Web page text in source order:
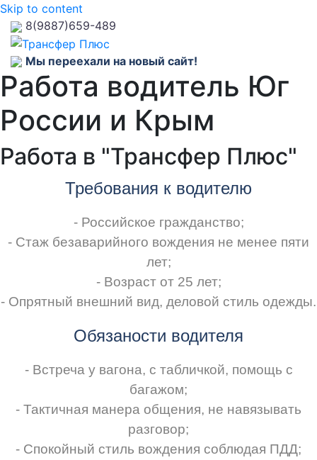
Skip to content
8(9887)659-489
Мы переехали на новый сайт!
Работа водитель Юг
России и Крым
Работа в "Трансфер Плюс"
Требования к водителю
- Российское гражданство;
- Стаж безаварийного вождения не менее пяти
лет;
- Возраст от 25 лет;
- Опрятный внешний вид, деловой стиль одежды.
Обязаности водителя
- Встреча у вагона, с табличкой, помощь с
багажом;
- Тактичная манера общения, не навязывать
разговор;
- Спокойный стиль вождения соблюдая ПДД;